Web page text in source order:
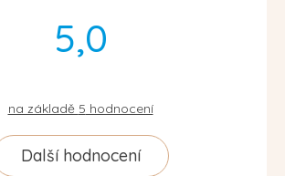
5,0
na základě 5 hodnocení
Další hodnocení